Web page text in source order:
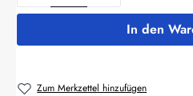
In den
Zum Merkzettel hinzufügen